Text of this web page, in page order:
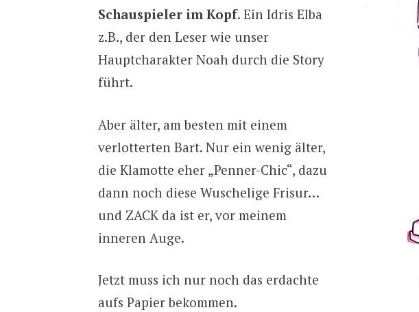
Schauspieler im Kopf. Ein Idris Elba
z.B., der den Leser wie unser
Hauptcharakter Noah durch die Story
führt.
Aber älter, am besten mit einem
verlotterten Bart. Nur ein wenig älter,
die Klamotte eher „Penner-Chic“, dazu
dann noch diese Wuschelige Frisur…
und ZACK da ist er, vor meinem
inneren Auge.
Jetzt muss ich nur noch das erdachte
aufs Papier bekommen.